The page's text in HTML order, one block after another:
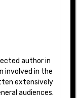
involved in the
extensively
audiences.